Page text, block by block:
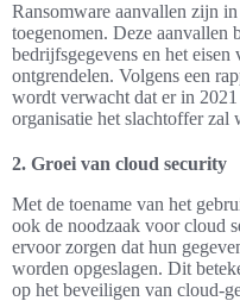
Ransomware aanvallen zijn
toegenomen. Deze aanvallen
bedrijfsgegevens en het eisen
ontgrendelen. Volgens een
wordt verwacht dat er in
organisatie het slachtoffer zal
2. Groei van cloud security
Met de toename van het
ook de noodzaak voor cloud
ervoor zorgen dat hun
worden opgeslagen. Dit
op het beveiligen van cloud-